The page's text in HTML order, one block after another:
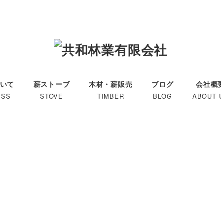
て 薪ストーブ
STOVE
木材・薪販売
TIMBER
ブログ
BLOG
会社概
ABOUT